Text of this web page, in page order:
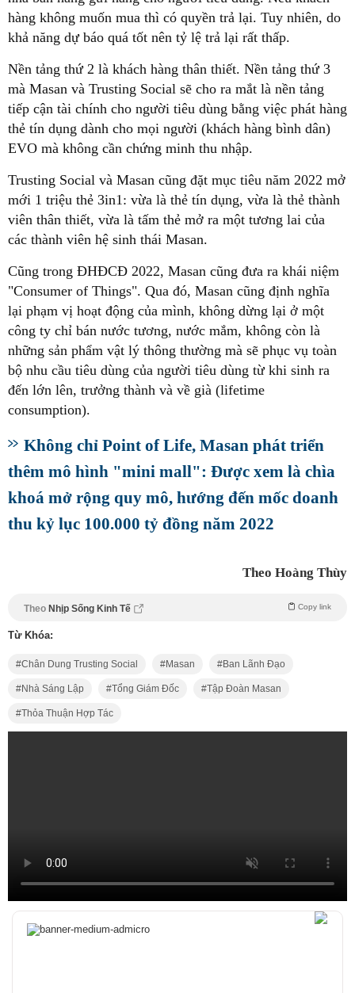
hàng không muốn mua thì có quyền trả lại. Tuy nhiên, do
khả năng dự báo quá tốt nên tỷ lệ trả lại rất thấp.
Nền tảng thứ 2 là khách hàng thân thiết. Nền tảng thứ 3
mà Masan và Trusting Social sẽ cho ra mắt là nền tảng
tiếp cận tài chính cho người tiêu dùng bằng việc phát hàng
thẻ tín dụng dành cho mọi người (khách hàng bình dân)
EVO mà không cần chứng minh thu nhập.
Trusting Social và Masan cũng đặt mục tiêu năm 2022 mở
mới 1 triệu thẻ 3in1: vừa là thẻ tín dụng, vừa là thẻ thành
viên thân thiết, vừa là tấm thẻ mở ra một tương lai của
các thành viên hệ sinh thái Masan.
Cũng trong ĐHĐCĐ 2022, Masan cũng đưa ra khái niệm
"Consumer of Things". Qua đó, Masan cũng định nghĩa
lại phạm vị hoạt động của mình, không dừng lại ở một
công ty chỉ bán nước tương, nước mắm, không còn là
những sản phẩm vật lý thông thường mà sẽ phục vụ toàn
bộ nhu cầu tiêu dùng của người tiêu dùng từ khi sinh ra
đến lớn lên, trưởng thành và về già (lifetime
consumption).
Không chỉ Point of Life, Masan phát triển
thêm mô hình "mini mall": Được xem là chìa
khoá mở rộng quy mô, hướng đến mốc doanh
thu kỷ lục 100.000 tỷ đồng năm 2022
Theo Hoàng Thùy
Theo Nhịp Sống Kinh Tế Copy link
Từ Khóa:
Chân Dung Trusting Social Masan Ban Lãnh Đạo
Nhà Sáng Lập Tổng Giám Đốc Tập Đoàn Masan
Thỏa Thuận Hợp Tác